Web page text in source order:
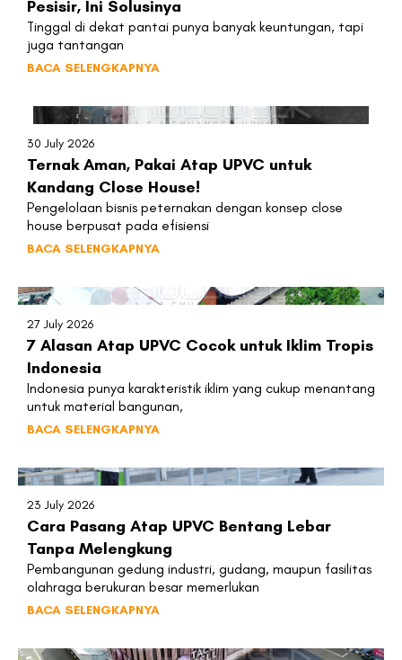
Pesisir, Ini Solusinya
Tinggal di dekat pantai punya banyak keuntungan, tapi
juga tantangan
BACA SELENGKAPNYA
30 July 2026
Ternak Aman, Pakai Atap UPVC untuk
Kandang Close House!
Pengelolaan bisnis peternakan dengan konsep close
house berpusat pada efisiensi
BACA SELENGKAPNYA
27 July 2026
7 Alasan Atap UPVC Cocok untuk Iklim Tropis
Indonesia
Indonesia punya karakteristik iklim yang cukup menantang
untuk material bangunan,
BACA SELENGKAPNYA
23 July 2026
Cara Pasang Atap UPVC Bentang Lebar
Tanpa Melengkung
Pembangunan gedung industri, gudang, maupun fasilitas
olahraga berukuran besar memerlukan
BACA SELENGKAPNYA